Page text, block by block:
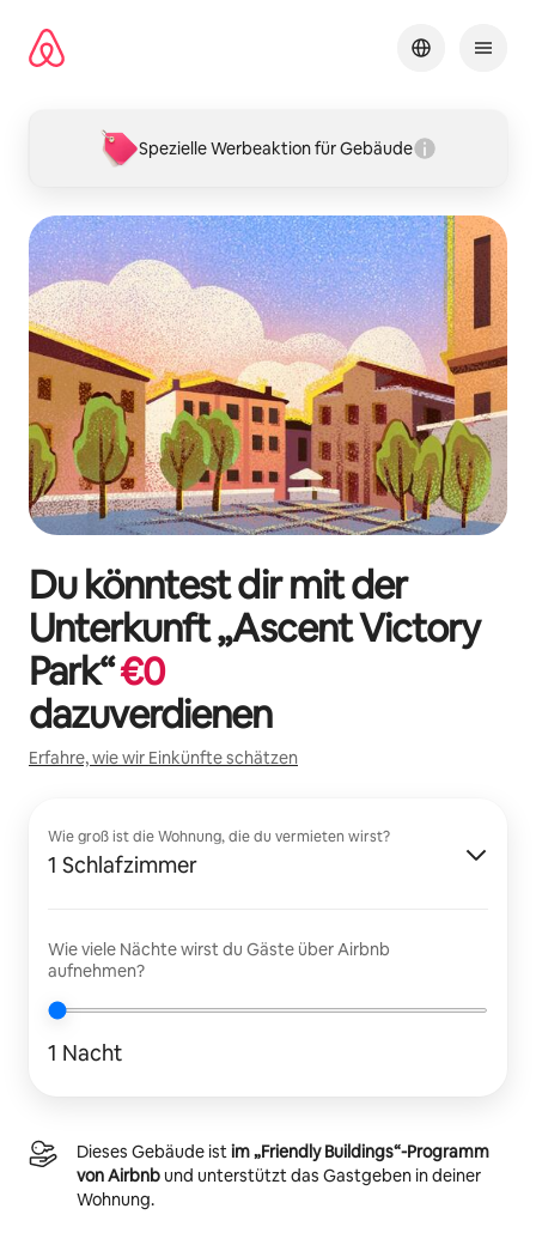
Inhalten
springen
Spezielle Werbeaktion für Gebäude
Du könntest dir mit der
Unterkunft „Ascent Victory
Park“€0
dazuverdienen
Erfahre, wie wir Einkünfte schätzen
Wie groß ist die Wohnung, die du vermieten wirst?
1 Schlafzimmer
Wie viele Nächte wirst du Gäste über Airbnb
aufnehmen?
1 Nacht
Dieses Gebäude istim „Friendly Buildings“-Programm
von Airbnbund unterstützt das Gastgeben in deiner
Wohnung.